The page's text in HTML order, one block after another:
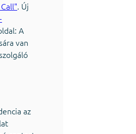
. Új
A
van
az